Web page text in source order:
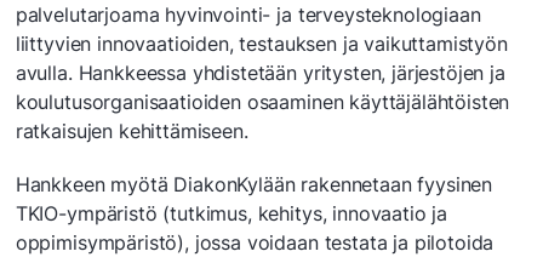
palvelutarjoama hyvinvointi- ja terveysteknologiaan
liittyvien innovaatioiden, testauksen ja vaikuttamistyön
avulla. Hankkeessa yhdistetään yritysten, järjestöjen ja
koulutusorganisaatioiden osaaminen käyttäjälähtöisten
ratkaisujen kehittämiseen.
Hankkeen myötä DiakonKylään rakennetaan fyysinen
TKIO-ympäristö (tutkimus, kehitys, innovaatio ja
oppimisympäristö), jossa voidaan testata ja pilotoida